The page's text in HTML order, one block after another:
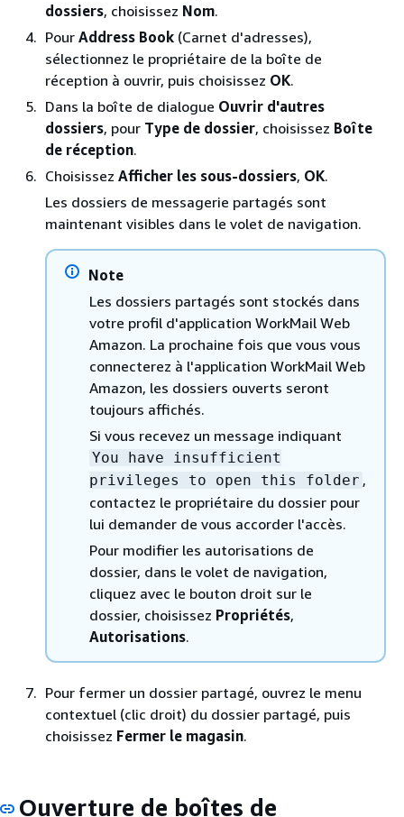
dossiers, choisissez Nom.
Pour Address Book (Carnet d'adresses),
sélectionnez le propriétaire de la boîte de
réception à ouvrir, puis choisissez OK.
Dans la boîte de dialogue Ouvrir d'autres
dossiers, pour Type de dossier, choisissez Boîte
de réception.
Choisissez Afficher les sous-dossiers, OK.
Les dossiers de messagerie partagés sont
maintenant visibles dans le volet de navigation.
Note
Les dossiers partagés sont stockés dans
votre profil d'application WorkMail Web
Amazon. La prochaine fois que vous vous
connecterez à l'application WorkMail Web
Amazon, les dossiers ouverts seront
toujours affichés.
Si vous recevez un message indiquant
You have insufficient
privileges to open this folder ,
contactez le propriétaire du dossier pour
lui demander de vous accorder l'accès.
Pour modifier les autorisations de
dossier, dans le volet de navigation,
cliquez avec le bouton droit sur le
dossier, choisissez Propriétés,
Autorisations.
Pour fermer un dossier partagé, ouvrez le menu
contextuel (clic droit) du dossier partagé, puis
choisissez Fermer le magasin.
Ouverture de boîtes de